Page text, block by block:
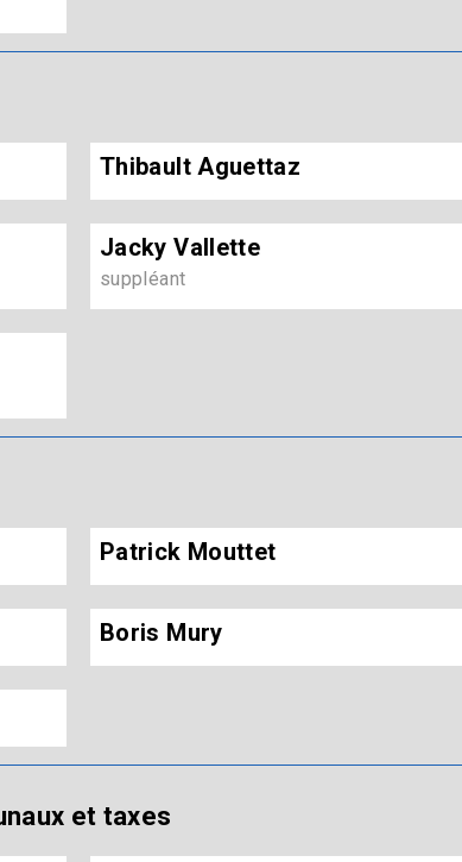
Thibault Aguettaz
Jacky Vallette
suppléant
Patrick Mouttet
Boris Mury
et taxes